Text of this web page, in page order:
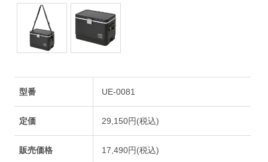
型番 UE-0081
定価 29,150円(税込)
販売価格 17,490円(税込)